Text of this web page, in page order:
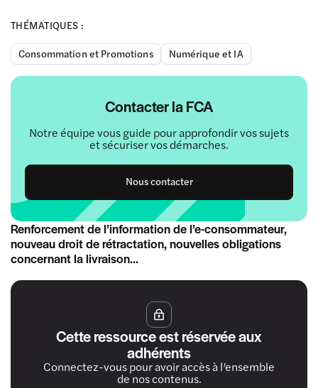
THÉMATIQUES :
Consommation et Promotions
Numérique et IA
Contacter la FCA
Notre équipe vous guide pour approfondir vos sujets
et sécuriser vos démarches.
Nous contacter
Renforcement de l’information de l’e-consommateur,
nouveau droit de rétractation, nouvelles obligations
concernant la livraison…
Cette ressource est réservée aux
adhérents
Connectez-vous pour avoir accès à l’ensemble
de nos contenus.